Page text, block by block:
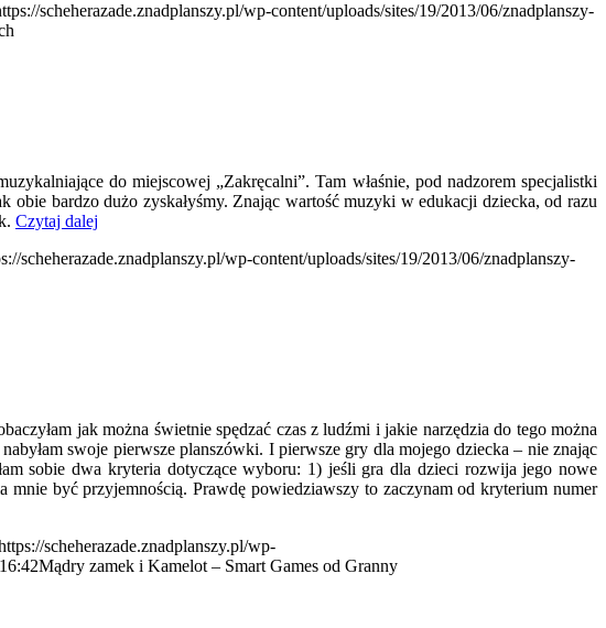
scheherazade.znadplanszy.pl/wp-content/uploads/sites/19/2013/06/znadplanszy-
do miejscowej „Zakręcalni”. Tam właśnie, pod nadzorem specjalistki
bardzo dużo zyskałyśmy. Znając wartość muzyki w edukacji dziecka, od razu
Czytaj dalej
scheherazade.znadplanszy.pl/wp-content/uploads/sites/19/2013/06/znadplanszy-
jak można świetnie spędzać czas z ludźmi i jakie narzędzia do tego można
swoje pierwsze planszówki. I pierwsze gry dla mojego dziecka – nie znając
sobie dwa kryteria dotyczące wyboru: 1) jeśli gra dla dzieci rozwija jego nowe
być przyjemnością. Prawdę powiedziawszy to zaczynam od kryterium numer
scheherazade.znadplanszy.pl/wp-
Mądry zamek i Kamelot – Smart Games od Granny